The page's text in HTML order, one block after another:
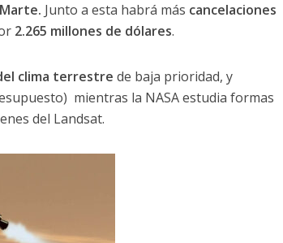
Junto a esta habrá más cancelaciones
2.265 millones de dólares.
clima terrestre de baja prioridad, y
mientras la NASA estudia formas
del Landsat.